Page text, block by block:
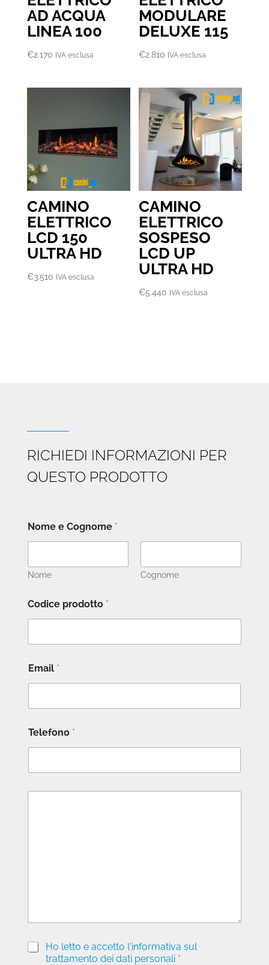
AD ACQUA
LINEA 100
€2.170 IVA esclusa
MODULARE
DELUXE 115
€2.810 IVA esclusa
CAMINO
ELETTRICO
LCD 150
ULTRA HD
€3.510 IVA esclusa
CAMINO
ELETTRICO
SOSPESO
LCD UP
ULTRA HD
€5.440 IVA esclusa
RICHIEDI INFORMAZIONI PER
QUESTO PRODOTTO
Nome e Cognome *
Nome Cognome
Codice prodotto *
Email *
Telefono *
P
Ho letto e accetto l'informativa sul
trattamento dei dati personali *